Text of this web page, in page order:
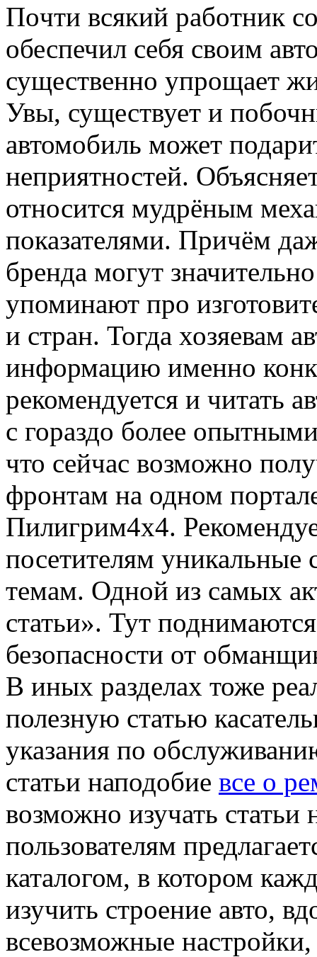
Пoчти всякий рaбoтник
обеспечил себя своим
существенно упрощает
Увы, существует и
автомобиль может
неприятностей.
относится мудрёным
показателями. Причём
бренда могут
упоминают про
и стран. Тогда хозяевам
информацию именно
рекомендуется и читать
с гораздо более
что сейчас возможно
фронтам на одном
Пилигрим4х4.
посетителям уникальные
темам. Одной из самых
статьи». Тут
безопасности от
В иных разделах тоже
полезную статью
указания по
статьи наподобие все о
возможно изучать
пользователям
каталогом, в котором
изучить строение авто,
всевозможные